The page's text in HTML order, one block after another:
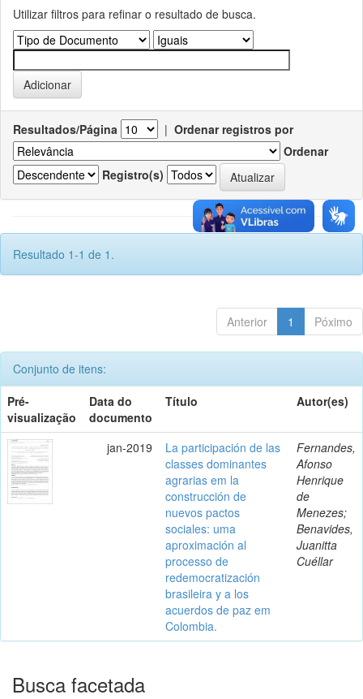
Utilizar filtros para refinar o resultado de busca.
Resultados/Página | Ordenar registros por
Ordenar
Registro(s)
Resultado 1-1 de 1.
Anterior 1 Póximo
Conjunto de itens:
Pré-
visualização
Data do
documento
Título Autor(es)
jan-2019
La participación de las
classes dominantes
agrarias em la
construcción de
nuevos pactos
sociales: uma
aproximación al
processo de
redemocratización
brasileira y a los
acuerdos de paz em
Colombia.
Fernandes,
Afonso
Henrique
de
Menezes;
Benavides,
Juanitta
Cuéllar
Busca facetada